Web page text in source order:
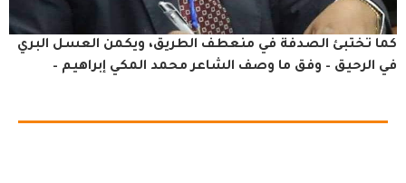
كما تختبئ الصدفة في منعطف الطريق، ويكمن العسل البري
في الرحيق – وفق ما وصف الشاعر محمد المكي إبراهيم –